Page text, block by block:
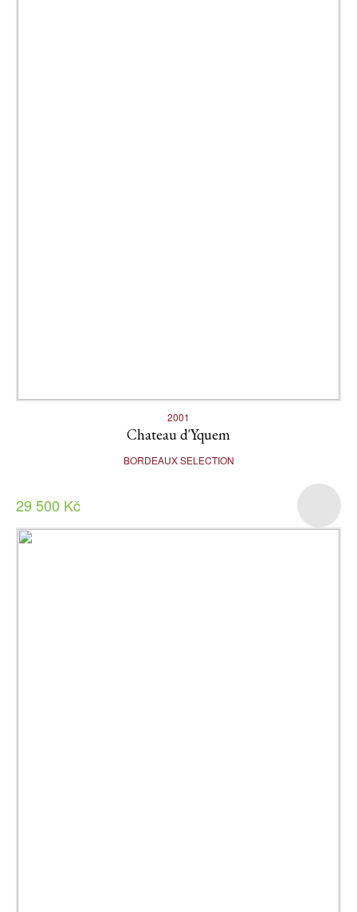
2001
Chateau d'Yquem
BORDEAUX SELECTION
29 500 Kč